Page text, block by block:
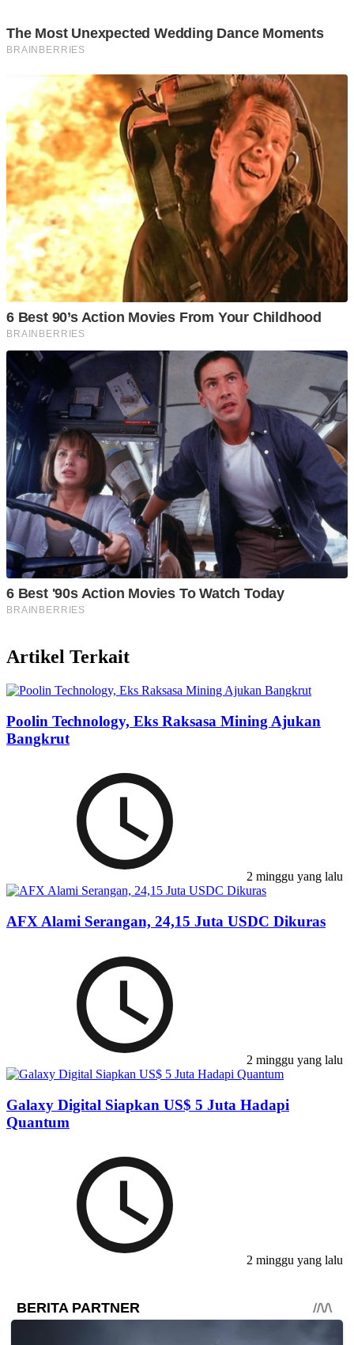
Artikel Terkait
Poolin Technology, Eks Raksasa Mining Ajukan
Bangkrut
2 minggu yang lalu
AFX Alami Serangan, 24,15 Juta USDC Dikuras
2 minggu yang lalu
Galaxy Digital Siapkan US$ 5 Juta Hadapi
Quantum
2 minggu yang lalu